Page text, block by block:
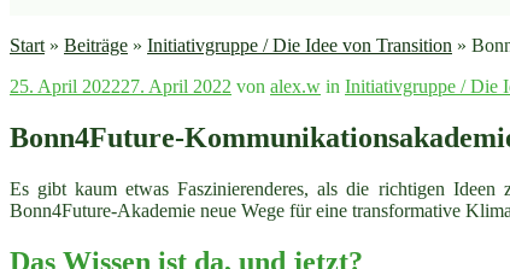
Start » Beiträge » Initiativgruppe / Die Idee von Transition »
Veröffentlicht
25. April 202227. April 2022 von alex.w in Initiativgruppe / Die
Bonn4Future-
Es gibt kaum etwas Faszinierenderes, als die richtigen
Bonn4Future-Akademie neue Wege für eine transformative
Das Wissen ist da, und jetzt?